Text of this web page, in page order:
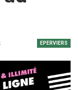
EPERVIERS